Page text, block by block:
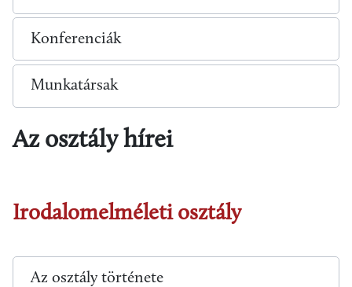
Konferenciák
Munkatársak
Az osztály hírei
Irodalomelméleti osztály
Az osztály története